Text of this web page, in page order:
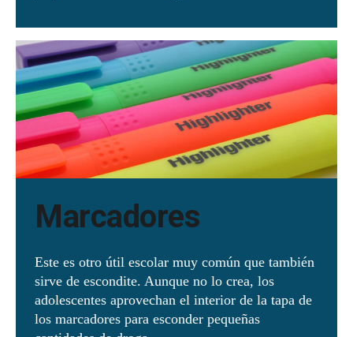
Marcadores
Este es otro útil escolar muy común que también
sirve de escondite. Aunque no lo crea, los
adolescentes aprovechan el interior de la tapa de
los marcadores para esconder pequeñas